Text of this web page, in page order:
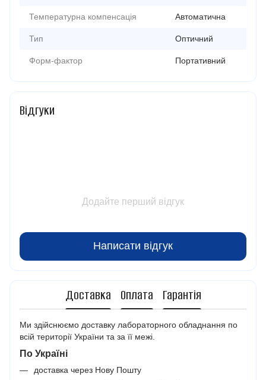
Температурна компенсація Автоматична
Тип Оптичний
Форм-фактор Портативний
Відгуки
Додайте перший відгук
Написати відгук
Доставка Оплата Гарантія
Ми здійснюємо доставку лабораторного обладнання по
всій території України та за її межі.
По Україні
доставка через Нову Пошту